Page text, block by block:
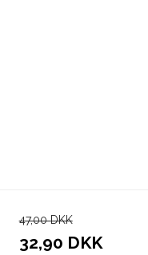
47,00 DKK
32,90 DKK